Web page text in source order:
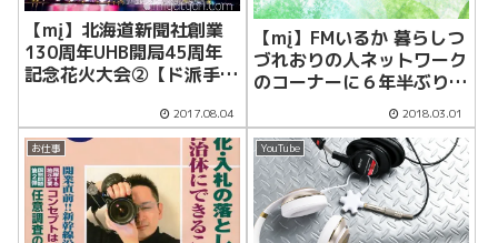
【mį】北海道新聞社創業
130周年UHB開局45周年
記念花火大会②【ド派手バ
2017.08.04
【mį】FMいるか 暮らしつ
づれおりの人ネットワーク
のコーナーに６年半ぶりに
生放送で出して頂きまし
た！！
2018.03.01
お仕事 YouTube